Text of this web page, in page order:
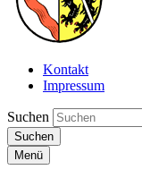
Kontakt
Impressum
Suchen
Suchen
Menü